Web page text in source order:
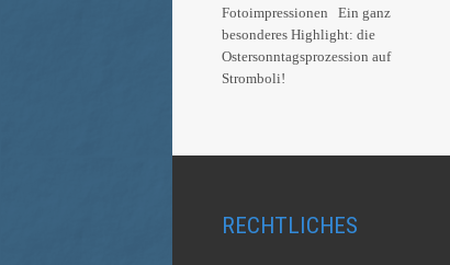
Fotoimpressionen Ein ganz
besonderes Highlight: die
Ostersonntagsprozession auf
Stromboli!
RECHTLICHES